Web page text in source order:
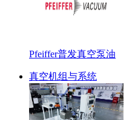
Pfeiffer普发真空泵油
真空机组与系统